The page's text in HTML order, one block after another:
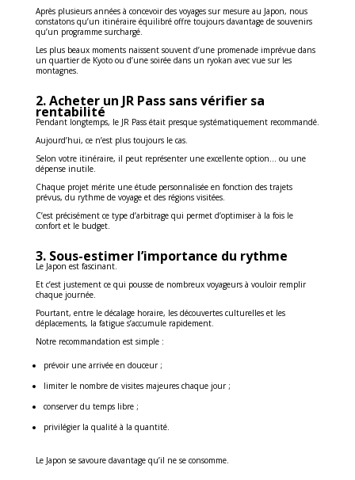
Après plusieurs années à concevoir des voyages sur mesure au Japon, nous
constatons qu’un itinéraire équilibré offre toujours davantage de souvenirs
qu’un programme surchargé.
Les plus beaux moments naissent souvent d’une promenade imprévue dans
un quartier de Kyoto ou d’une soirée dans un ryokan avec vue sur les
montagnes.
2. Acheter un JR Pass sans vérifier sa
rentabilité
Pendant longtemps, le JR Pass était presque systématiquement recommandé.
Aujourd’hui, ce n’est plus toujours le cas.
Selon votre itinéraire, il peut représenter une excellente option… ou une
dépense inutile.
Chaque projet mérite une étude personnalisée en fonction des trajets
prévus, du rythme de voyage et des régions visitées.
C’est précisément ce type d’arbitrage qui permet d’optimiser à la fois le
confort et le budget.
3. Sous-estimer l’importance du rythme
Le Japon est fascinant.
Et c’est justement ce qui pousse de nombreux voyageurs à vouloir remplir
chaque journée.
Pourtant, entre le décalage horaire, les découvertes culturelles et les
déplacements, la fatigue s’accumule rapidement.
Notre recommandation est simple :
prévoir une arrivée en douceur ;
limiter le nombre de visites majeures chaque jour ;
conserver du temps libre ;
privilégier la qualité à la quantité.
Le Japon se savoure davantage qu’il ne se consomme.